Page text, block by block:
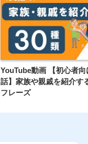
YouTube動画 【初心者向
話】家族や親戚を紹介す
フレーズ